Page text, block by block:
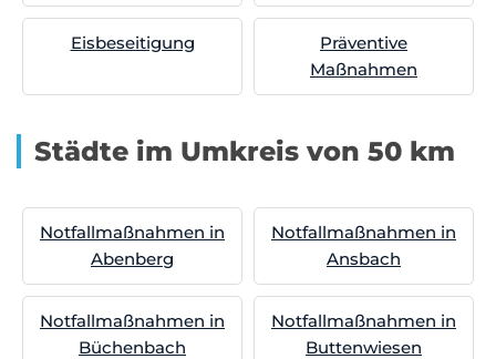
Eisbeseitigung
Präventive
Maßnahmen
Städte im Umkreis von 50 km
Notfallmaßnahmen in
Abenberg
Notfallmaßnahmen in
Ansbach
Notfallmaßnahmen in
Büchenbach
Notfallmaßnahmen in
Buttenwiesen